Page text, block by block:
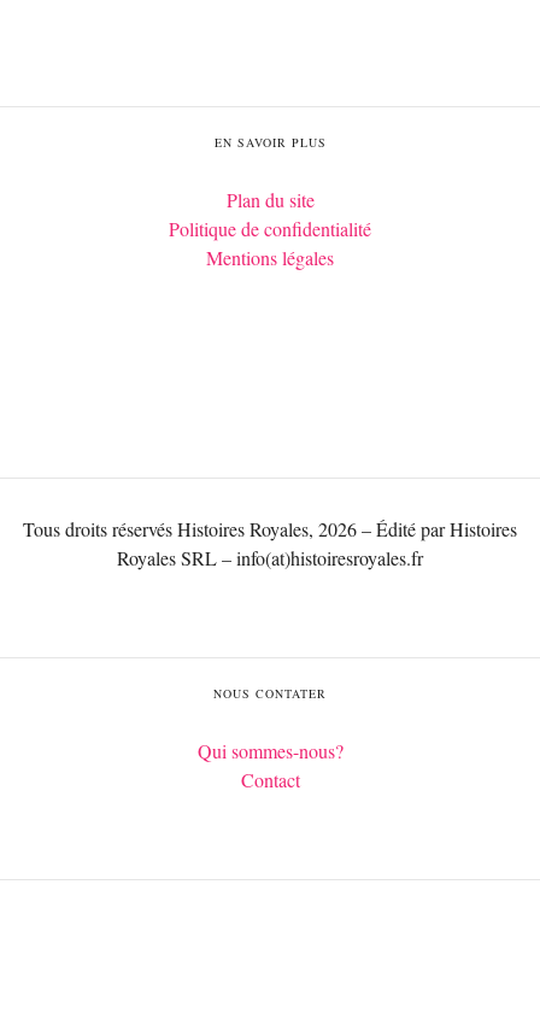
EN SAVOIR PLUS
Plan du site
Politique de confidentialité
Mentions légales
Tous droits réservés Histoires Royales, 2026 – Édité par Histoires
Royales SRL – info(at)histoiresroyales.fr
NOUS CONTATER
Qui sommes-nous?
Contact